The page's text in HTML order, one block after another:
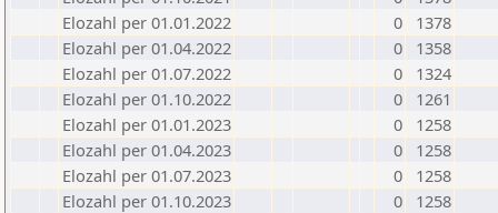
Elozahl per 01.01.2022
0
1378
Elozahl per 01.04.2022
0
1358
Elozahl per 01.07.2022
0
1324
Elozahl per 01.10.2022
0
1261
Elozahl per 01.01.2023
0
1258
Elozahl per 01.04.2023
0
1258
Elozahl per 01.07.2023
0
1258
Elozahl per 01.10.2023
0
1258